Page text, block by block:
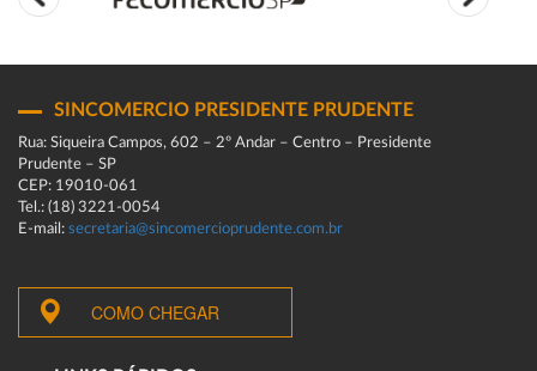
SINCOMERCIO PRESIDENTE PRUDENTE
Rua: Siqueira Campos, 602 – 2º Andar – Centro – Presidente
Prudente – SP
CEP: 19010-061
Tel.: (18) 3221-0054
E-mail: secretaria@sincomercioprudente.com.br
COMO CHEGAR